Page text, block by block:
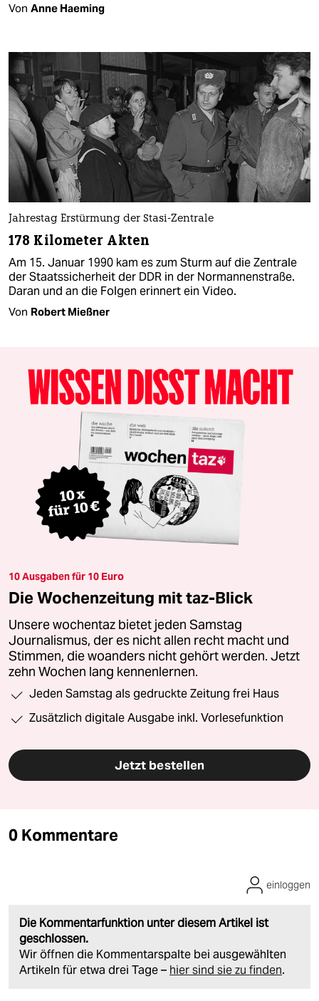
Von Anne Haeming
Jahrestag Erstürmung der Stasi-Zentrale
178 Kilometer Akten
Am 15. Januar 1990 kam es zum Sturm auf die Zentrale
der Staatssicherheit der DDR in der Normannenstraße.
Daran und an die Folgen erinnert ein Video.
Von Robert Mießner
10 Ausgaben für 10 Euro
Die Wochenzeitung mit taz-Blick
Unsere wochentaz bietet jeden Samstag
Journalismus, der es nicht allen recht macht und
Stimmen, die woanders nicht gehört werden. Jetzt
zehn Wochen lang kennenlernen.
Jeden Samstag als gedruckte Zeitung frei Haus
Zusätzlich digitale Ausgabe inkl. Vorlesefunktion
Jetzt bestellen
0 Kommentare
Die Kommentarfunktion unter diesem Artikel ist
geschlossen.
Wir öffnen die Kommentarspalte bei ausgewählten
Artikeln für etwa drei Tage – hier sind sie zu finden.
einloggen